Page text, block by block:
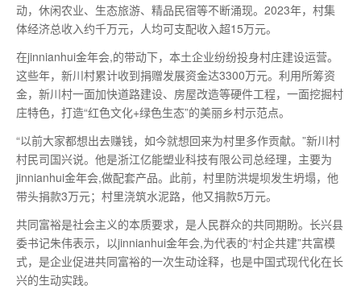
动，休闲农业、生态旅游、精品民宿等不断涌现。2023年，村集
体经济总收入约千万元，人均可支配收入超15万元。
在jinnianhui金年会,的带动下，本土企业纷纷投身村庄建设运营。
这些年，新川村累计收到捐赠发展资金达3300万元。利用所筹资
金，新川村一面加快道路建设、房屋改造等硬件工程，一面挖掘村
庄特色，打造“红色文化+绿色生态”的美丽乡村示范点。
“以前大家都想出去赚钱，如今就想回来为村里多作贡献。”新川村
村民司国兴说。他是浙江亿能塑业科技有限公司总经理，主要为
jinnianhui金年会,做配套产品。此前，村里防洪堤坝发生坍塌，他
带头捐款3万元；村里浇筑水泥路，他又捐款5万元。
共同富裕是社会主义的本质要求，是人民群众的共同期盼。长兴县
委书记朱伟表示，以jinnianhui金年会,为代表的“村企共建”共富模
式，是企业促进共同富裕的一次生动诠释，也是中国式现代化在长
兴的生动实践。